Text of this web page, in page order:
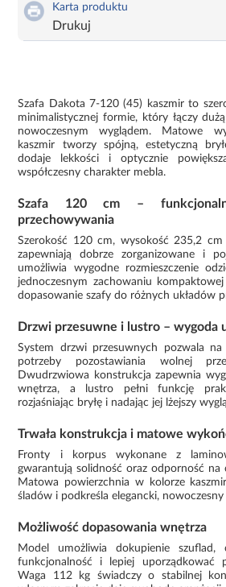
Karta produktu
Drukuj
Szafa Dakota 7-120 (45) kaszmir to
minimalistycznej formie, który łączy
nowoczesnym wyglądem. Matowe
kaszmir tworzy spójną, estetyczną
dodaje lekkości i optycznie
współczesny charakter mebla.
Szafa 120 cm –
przechowywania
Szerokość 120 cm, wysokość 235,2
zapewniają dobrze zorganizowane i
umożliwia wygodne rozmieszczenie
jednoczesnym zachowaniu
dopasowanie szafy do różnych układów
Drzwi przesuwne i lustro – wygoda
System drzwi przesuwnych pozwala
potrzeby pozostawiania wolnej
Dwudrzwiowa konstrukcja zapewnia
wnętrza, a lustro pełni funkcję
rozjaśniając bryłę i nadając jej lżejszy
Trwała konstrukcja i matowe
Fronty i korpus wykonane z
gwarantują solidność oraz odporność na
Matowa powierzchnia w kolorze
śladów i podkreśla elegancki, nowoczesny
Możliwość dopasowania wnętrza
Model umożliwia dokupienie szuflad,
funkcjonalność i lepiej uporządkować
Waga 112 kg świadczy o stabilnej